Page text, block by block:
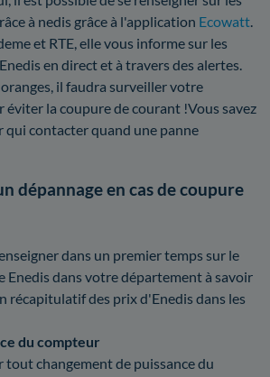
à nedis grâce à l'application Ecowatt.
et RTE, elle vous informe sur les
en direct et à travers des alertes.
il faudra surveiller votre
la coupure de courant !Vous savez
contacter quand une panne
dépannage en cas de coupure
dans un premier temps sur le
Enedis dans votre département à savoir
récapitulatif des prix d'Enedis dans les
du compteur
tout changement de puissance du